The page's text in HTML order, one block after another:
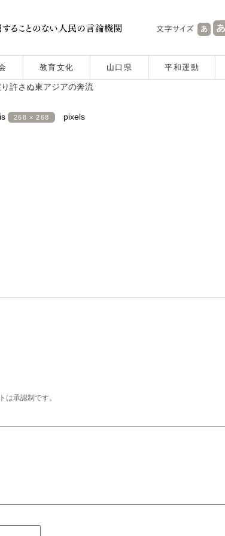
教育文化 山口県 平和運動
許さぬ東アジアの奔流
is 268 × 268 pixels
は承認制です。